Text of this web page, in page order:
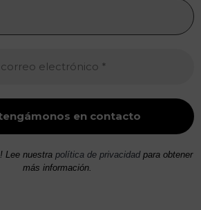
Lee nuestra política de privacidadpara obtener
más información.